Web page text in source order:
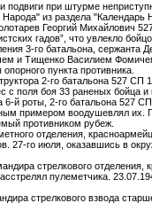
при штурме
из раздела "Календарь
Георгий Михайлович
гадов”, что увлекло
3-го батальона,
и Тищенко Василием
пункта противника.
2-го батальона 527
с поля боя 33 раненых бойца и
6-й роты, 2-го батальона
примером воодушевлял их.
противником рубеж.
отделения,
27-го июля, оказавшись в
стрелкового
пулеметчика.
стрелкового взвода